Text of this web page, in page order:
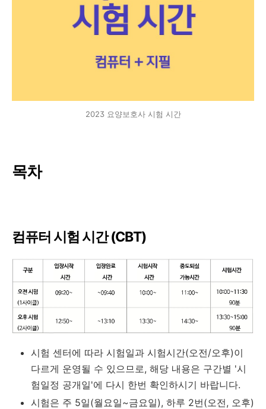
2023 요양보호사 시험 시간
목차
컴퓨터 시험 시간 (CBT)
시험 센터에 따라 시험일과 시험시간(오전/오후)이
다르게 운영될 수 있으므로, 해당 내용은 구간별 '시
험일정 공개일'에 다시 한번 확인하시기 바랍니다.
시험은 주 5일(월요일~금요일), 하루 2번(오전, 오후)